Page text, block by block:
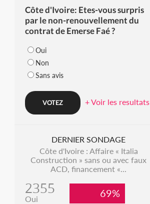
Côte d'Ivoire: Etes-vous surpris
par le non-renouvellement du
contrat de Emerse Faé ?
Oui
Non
Sans avis
+ Voir les resultats
DERNIER SONDAGE
Côte d'Ivoire : Affaire « Italia
Construction » sans ou avec faux
ACD, financement «...
2355
Oui 69%